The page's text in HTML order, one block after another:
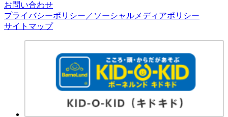
お問い合わせ
プライバシーポリシー／ソーシャルメディアポリシー
サイトマップ